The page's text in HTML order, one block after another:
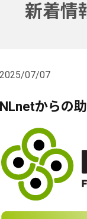
新着情
2025/07/07
NLnetからの